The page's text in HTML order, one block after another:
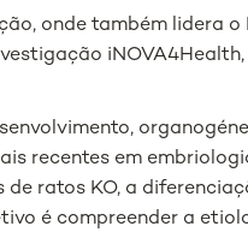
onde também lidera
iNOVA4Health,
recentes em
ratos KO, a
é compreender a